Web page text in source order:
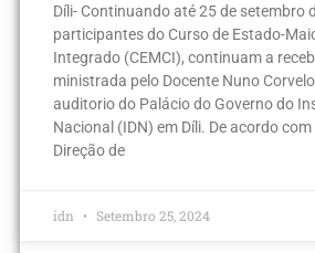
Díli- Continuando até 25 de setembro
participantes do Curso de Estado-
Integrado (CEMCI), continuam a
ministrada pelo Docente Nuno
auditorio do Palácio do Governo do
Nacional (IDN) em Díli. De acordo
Direção de
idn Setembro 25, 2024